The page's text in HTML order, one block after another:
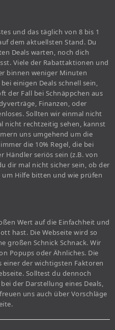
und das täglich von 8 bis 1
dem aktuellsten Stand. Du
Deals warten, noch dich
Viele der Rabattaktionen und
binnen weniger Minuten
einigen Deals schnell sein,
der Fall bei Schnäppchen aus
Finanzen, oder
Sollten wir einmal nicht
nicht rechtzeitig sehen, kannst
uns umgehend um die
die 10% Regel, die bei
Händler seriös sein (z.B. von
dir mal nicht sicher sein, ob der
Hilfe bitten und wie prüfen
Wert auf die Einfachheit und
hast. Die Webseite wird so
großen Schnick Schnack. Wir
Popups oder Ähnliches. Die
der wichtigsten Faktoren
Solltest du dennoch
der Darstellung eines Deals,
uns auch über Vorschläge